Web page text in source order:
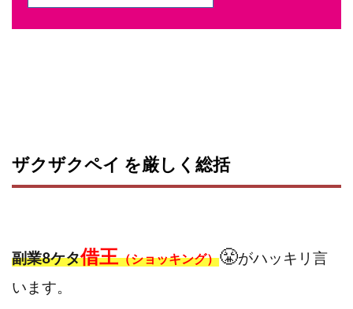
ザクザクペイ を厳しく 総括
副業8ケタ借王（ショッキング）😤がハッキリ言
います。